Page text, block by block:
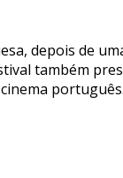
depois de
também